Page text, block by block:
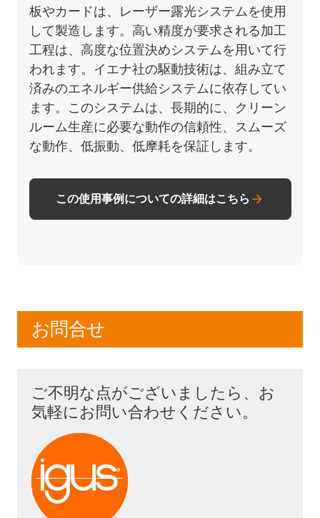
板やカードは、レーザー露光システムを使用
して製造します。高い精度が要求される加工
工程は、高度な位置決めシステムを用いて行
われます。イエナ社の駆動技術は、組み立て
済みのエネルギー供給システムに依存してい
ます。このシステムは、長期的に、クリーン
ルーム生産に必要な動作の信頼性、スムーズ
な動作、低振動、低摩耗を保証します。
この使用事例についての詳細はこちら
お問合せ
ご不明な点がございましたら、お
気軽にお問い合わせください。